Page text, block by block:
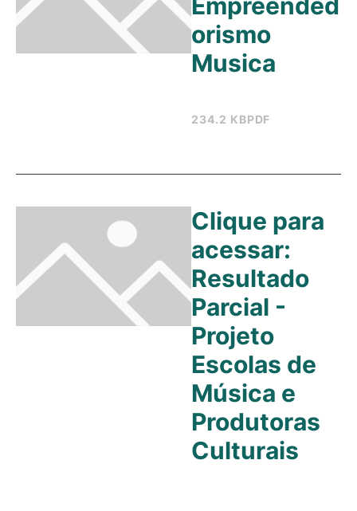
234.2 KBPDF
orismo
Musica
Clique para
acessar:
Resultado
Parcial -
Projeto
Escolas de
Música e
Produtoras
Culturais